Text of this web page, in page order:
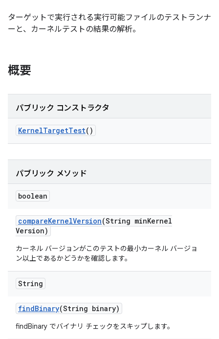
ターゲットで実行される実行可能ファイルのテストランナ
ーと、カーネルテストの結果の解析。
概要
パブリック コンストラクタ
KernelTargetTest()
パブリック メソッド
boolean
compareKernelVersion(String minKernel
Version)
カーネル バージョンがこのテストの最小カーネル バージョ
ン以上であるかどうかを確認します。
String
findBinary(String binary)
findBinary でバイナリ チェックをスキップします。